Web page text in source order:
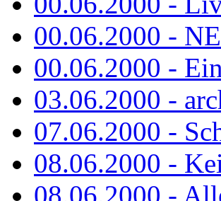
00.06.2000 -
00.06.2000 -
03.06.2000 -
07.06.2000 -
08.06.2000 -
08.06.2000 -